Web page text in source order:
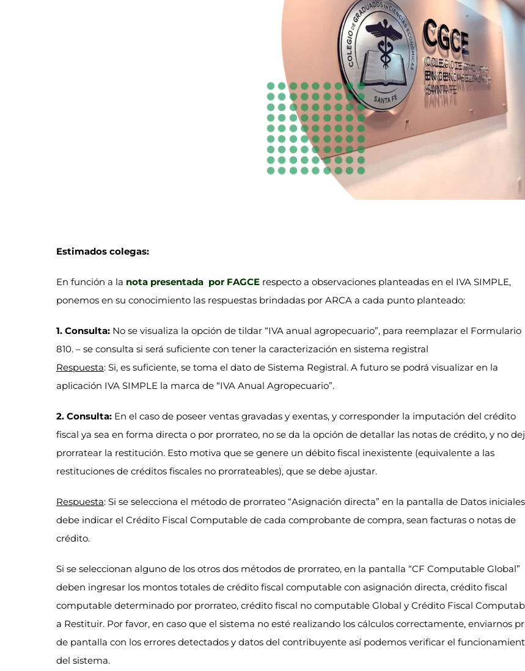
Estimados colegas:
En función a la nota presentada por FAGCErespecto a observaciones planteadas en el IVA SIMPLE,
ponemos en su conocimiento las respuestas brindadas por ARCA a cada punto planteado:
1. Consulta: No se visualiza la opción de tildar “IVA anual agropecuario”, para reemplazar el Formulario
810. – se consulta si será suficiente con tener la caracterización en sistema registral
Respuesta: Si, es suficiente, se toma el dato de Sistema Registral. A futuro se podrá visualizar en la
aplicación IVA SIMPLE la marca de “IVA Anual Agropecuario”.
2. Consulta:En el caso de poseer ventas gravadas y exentas, y corresponder la imputación del crédito
fiscal ya sea en forma directa o por prorrateo, no se da la opción de detallar las notas de crédito, y no
prorratear la restitución. Esto motiva que se genere un débito fiscal inexistente (equivalente a las
restituciones de créditos fiscales no prorrateables), que se debe ajustar.
Respuesta: Si se selecciona el método de prorrateo “Asignación directa” en la pantalla de Datos
debe indicar el Crédito Fiscal Computable de cada comprobante de compra, sean facturas o notas de
crédito.
Si se seleccionan alguno de los otros dos métodos de prorrateo, en la pantalla “CF Computable Global”
deben ingresar los montos totales de crédito fiscal computable con asignación directa, crédito fiscal
computable determinado por prorrateo, crédito fiscal no computable Global y Crédito Fiscal
a Restituir. Por favor, en caso que el sistema no esté realizando los cálculos correctamente, enviarnos
de pantalla con los errores detectados y datos del contribuyente así podemos verificar el
del sistema.